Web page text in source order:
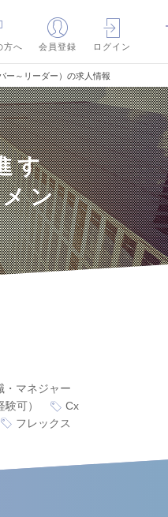
方へ 会員登録 ログイン
ー～リーダー）の求人情報
す
ン
・マネジャー
可）
Cx
フレックス